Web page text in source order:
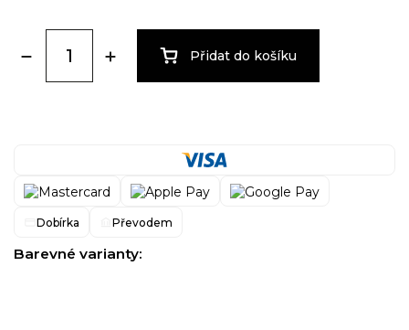
Přidat do košíku
Dobírka Převodem
Barevné varianty: